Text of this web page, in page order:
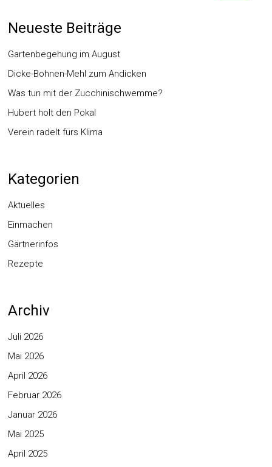
Neueste Beiträge
Gartenbegehung im August
Dicke-Bohnen-Mehl zum Andicken
Was tun mit der Zucchinischwemme?
Hubert holt den Pokal
Verein radelt fürs Klima
Kategorien
Aktuelles
Einmachen
Gärtnerinfos
Rezepte
Archiv
Juli 2026
Mai 2026
April 2026
Februar 2026
Januar 2026
Mai 2025
April 2025